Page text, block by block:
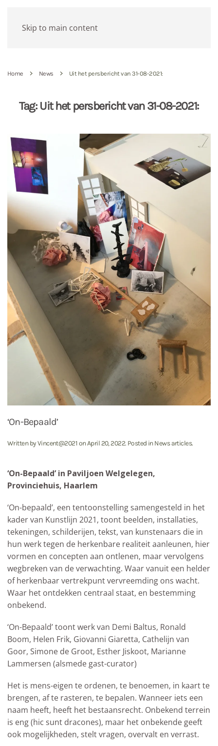
Skip to main content
Home News Uit het persbericht van 31-08-2021:
Tag: Uit het persbericht van 31-08-2021:
‘On-Bepaald’
Written byVincent@2021onApril 20, 2022. Posted inNews articles.
‘On-Bepaald’ in Paviljoen Welgelegen,
Provinciehuis, Haarlem
‘On-bepaald’, een tentoonstelling samengesteld in het
kader van Kunstlijn 2021, toont beelden, installaties,
tekeningen, schilderijen, tekst, van kunstenaars die in
hun werk tegen de herkenbare realiteit aanleunen, hier
vormen en concepten aan ontlenen, maar vervolgens
wegbreken van de verwachting. Waar vanuit een helder
of herkenbaar vertrekpunt vervreemding ons wacht.
Waar het ontdekken centraal staat, en bestemming
onbekend.
‘On-Bepaald’ toont werk van Demi Baltus, Ronald
Boom, Helen Frik, Giovanni Giaretta, Cathelijn van
Goor, Simone de Groot, Esther Jiskoot, Marianne
Lammersen (alsmede gast-curator)
Het is mens-eigen te ordenen, te benoemen, in kaart te
brengen, af te rasteren, te bepalen. Wanneer iets een
naam heeft, heeft het bestaansrecht. Onbekend terrein
is eng (hic sunt dracones), maar het onbekende geeft
ook mogelijkheden, stelt vragen, overvalt en verrast.